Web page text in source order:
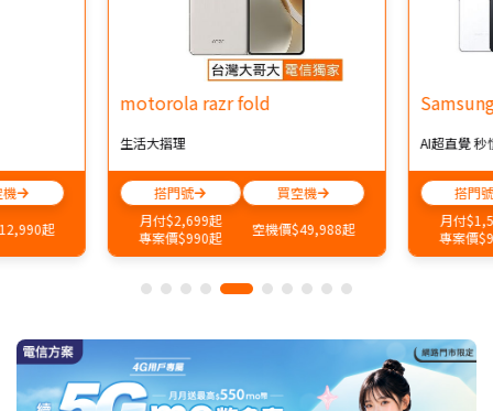
機
起
motorola razr fold
生活大摺理
搭門號
月付$2,699起
專案價$990起
買空機
空機價$49,988起
AI超直覺 秒
搭門
月付
專案價